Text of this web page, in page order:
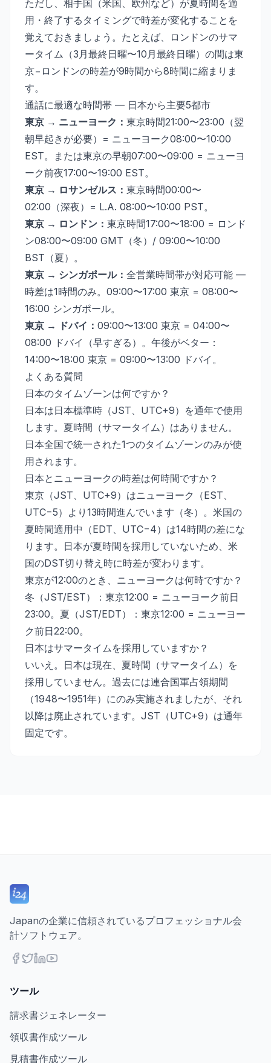
ただし、相手国（米国、欧州など）が夏時間を適
用・終了するタイミングで時差が変化することを
覚えておきましょう。たとえば、ロンドンのサマ
ータイム（3月最終日曜〜10月最終日曜）の間は東
京−ロンドンの時差が9時間から8時間に縮まりま
す。
通話に最適な時間帯 — 日本から主要5都市
東京 → ニューヨーク： 東京時間21:00〜23:00（翌
朝早起きが必要）= ニューヨーク08:00〜10:00
EST。または東京の早朝07:00〜09:00 = ニューヨ
ーク前夜17:00〜19:00 EST。
東京 → ロサンゼルス： 東京時間00:00〜
02:00（深夜）= L.A. 08:00〜10:00 PST。
東京 → ロンドン： 東京時間17:00〜18:00 = ロンド
ン08:00〜09:00 GMT（冬）/ 09:00〜10:00
BST（夏）。
東京 → シンガポール： 全営業時間帯が対応可能 —
時差は1時間のみ。09:00〜17:00 東京 = 08:00〜
16:00 シンガポール。
東京 → ドバイ： 09:00〜13:00 東京 = 04:00〜
08:00 ドバイ（早すぎる）。午後がベター：
14:00〜18:00 東京 = 09:00〜13:00 ドバイ。
よくある質問
日本のタイムゾーンは何ですか？
日本は日本標準時（JST、UTC+9）を通年で使用
します。夏時間（サマータイム）はありません。
日本全国で統一された1つのタイムゾーンのみが使
用されます。
日本とニューヨークの時差は何時間ですか？
東京（JST、UTC+9）はニューヨーク（EST、
UTC−5）より13時間進んでいます（冬）。米国の
夏時間適用中（EDT、UTC−4）は14時間の差にな
ります。日本が夏時間を採用していないため、米
国のDST切り替え時に時差が変わります。
東京が12:00のとき、ニューヨークは何時ですか？
冬（JST/EST）：東京12:00 = ニューヨーク前日
23:00。夏（JST/EDT）：東京12:00 = ニューヨー
ク前日22:00。
日本はサマータイムを採用していますか？
いいえ。日本は現在、夏時間（サマータイム）を
採用していません。過去には連合国軍占領期間
（1948〜1951年）にのみ実施されましたが、それ
以降は廃止されています。JST（UTC+9）は通年
固定です。
Japanの企業に信頼されているプロフェッショナル会
計ソフトウェア。
ツール
請求書ジェネレーター
領収書作成ツール
見積書作成ツール